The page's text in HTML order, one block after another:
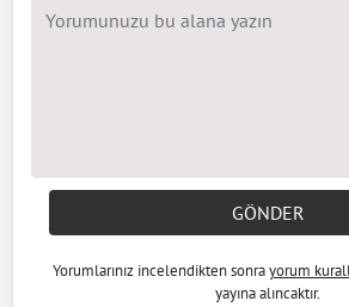
GÖNDER
Yorumlarınız incelendikten sonrayorum
yayına alıncaktır.